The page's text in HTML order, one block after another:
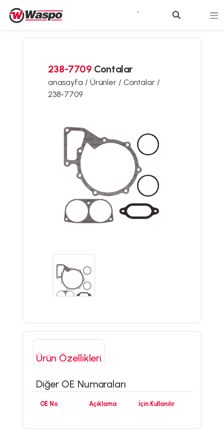
238-7709 Contalar
anasayfa / Ürünler / Contalar /
238-7709
Ürün Özellikleri
Diğer OE Numaraları
OE No Açıklama İçin Kullanılır